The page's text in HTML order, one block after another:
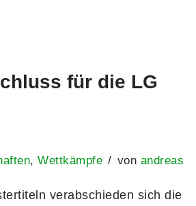
für die LG
,Wettkämpfe von andreas
verabschieden sich die